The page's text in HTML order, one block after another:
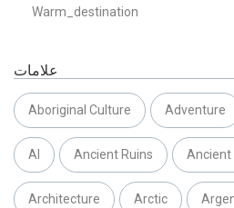
Warm_destination
علامات
Aboriginal Culture Adventure
AI Ancient Ruins Ancient
Architecture Arctic